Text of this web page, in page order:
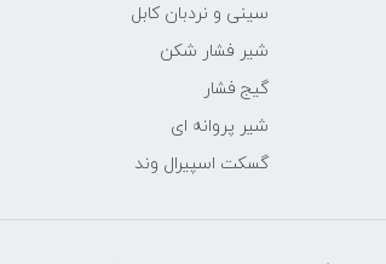
سینی و نردبان کابل
شیر فشار شکن
گیج فشار
شیر پروانه ای
گسکت اسپیرال وند